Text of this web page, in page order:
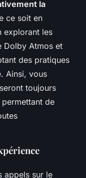
la
ce soit en
explorant les
Dolby Atmos et
des pratiques
Ainsi, vous
toujours
de
appels sur le